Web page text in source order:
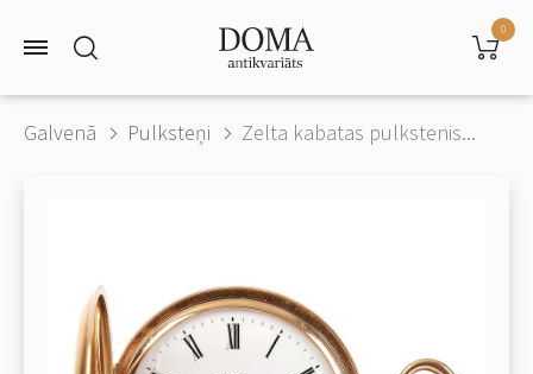
0
Galvenā Pulksteņi Zelta kabatas pulkstenis...